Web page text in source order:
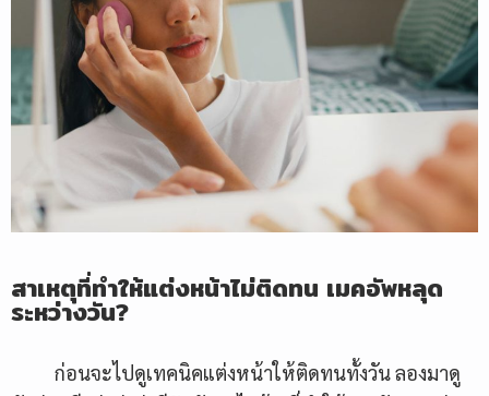
สาเหตุที่ทำให้แต่งหน้าไม่ติดทน เมคอัพหลุด
ระหว่างวัน?
ก่อนจะไปดูเทคนิคแต่งหน้าให้ติดทนทั้งวัน ลองมาดู